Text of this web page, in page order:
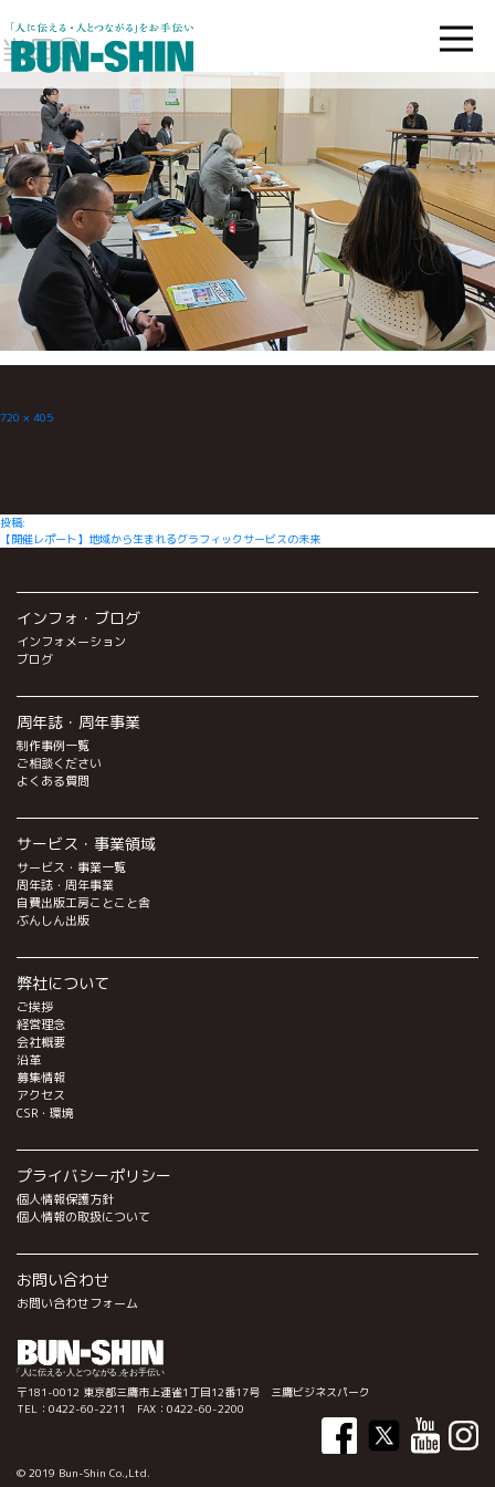
当日④
フ
720 × 405
投
稿
ゲ
ー
ョ
ン
投稿:
【開催レポート】地域から生まれるグラフィックサービスの未来
インフォ・ブログ
インフォメーション
ブログ
周年誌・周年事業
制作事例一覧
ご相談ください
よくある質問
サービス・事業領域
サービス・事業一覧
周年誌・周年事業
自費出版工房ことこと舎
ぶんしん出版
弊社について
ご挨拶
経営理念
会社概要
沿革
募集情報
アクセス
CSR・環境
プライバシーポリシー
個人情報保護方針
個人情報の取扱について
お問い合わせ
お問い合わせフォーム
〒181-0012 東京都三鷹市上連雀1丁目12番17号 三鷹ビジネスパーク
TEL：0422-60-2211 FAX：0422-60-2200
© 2019 Bun-Shin Co.,Ltd.